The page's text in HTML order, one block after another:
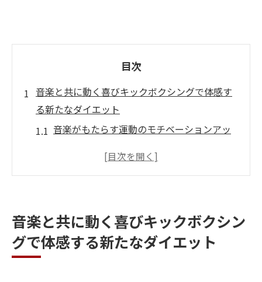
目次
音楽と共に動く喜びキックボクシングで体感す
る新たなダイエット
音楽がもたらす運動のモチベーションアッ
ビートに合わせた効果的なトレーニング法
リズムで楽しむ、飽きないダイエット法
音楽が生む新たな仲間とのコミュニケーシ
音楽と共に動く喜びキックボクシン
グで体感する新たなダイエット